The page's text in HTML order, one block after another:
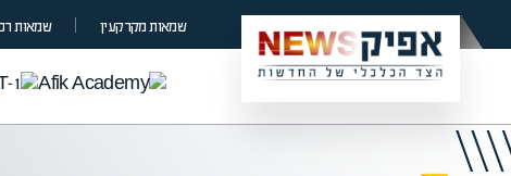
שמאות מקרקעין שמאות